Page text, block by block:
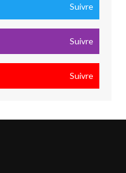
Suivre
Suivre
Suivre